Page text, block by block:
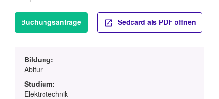
Buchungsanfrage Sedcard als PDF öffnen
Bildung:
Abitur
Studium:
Elektrotechnik